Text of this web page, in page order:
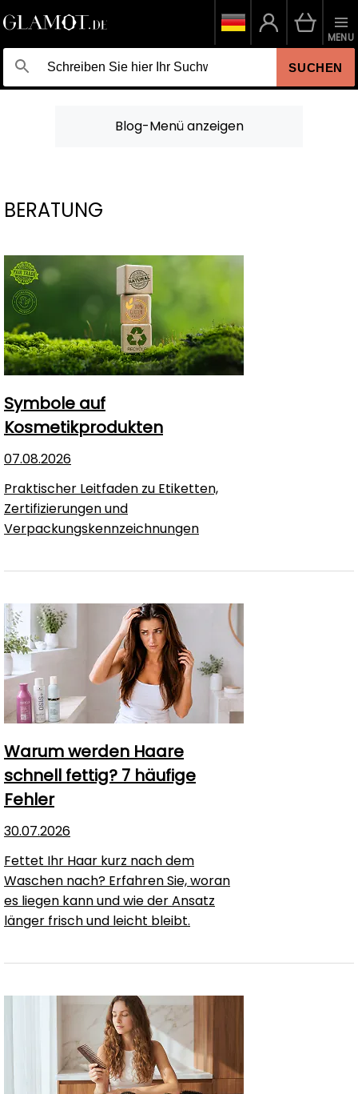
SUCHEN
MENU
Blog-Menü anzeigen
BERATUNG
Symbole auf
Kosmetikprodukten
07.08.2026
Praktischer Leitfaden zu Etiketten,
Zertifizierungen und
Verpackungskennzeichnungen
Warum werden Haare
schnell fettig? 7 häufige
Fehler
30.07.2026
Fettet Ihr Haar kurz nach dem
Waschen nach? Erfahren Sie, woran
es liegen kann und wie der Ansatz
länger frisch und leicht bleibt.